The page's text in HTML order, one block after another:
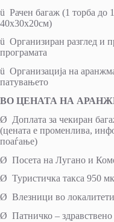
ü Рачен багаж (1 торба до
40х30х20см)
ü Организиран разглед и
програмата
ü Организација на
патувањето
ВО ЦЕНАТА НА
Ø Доплата за чекиран
(цената е променлива,
поаѓање)
Ø Посета на Лугано и
Ø Туристичка такса 950
Ø Влезници во
Ø Патничко –